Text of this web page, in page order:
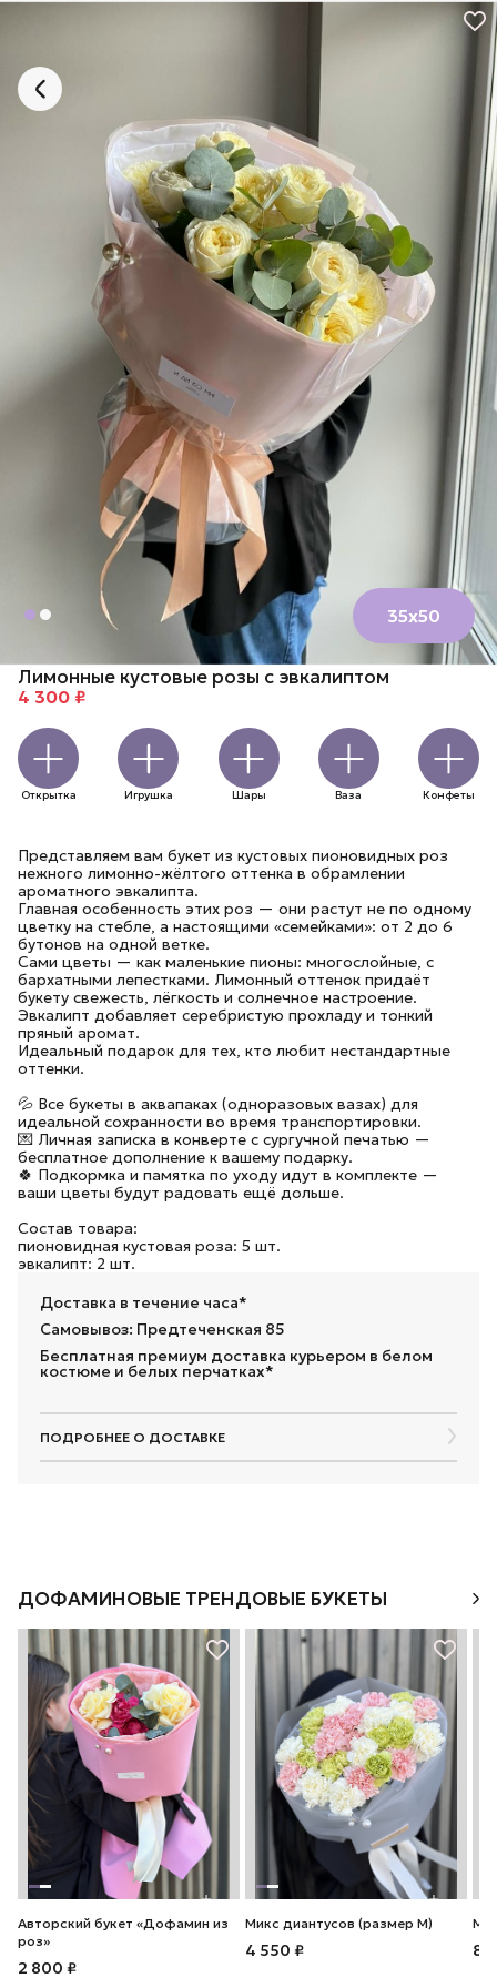
35х50
Лимонные кустовые розы с эвкалиптом
4 300 ₽
Открытка Игрушка Шары Ваза Конфеты
Представляем вам букет из кустовых пионовидных роз
нежного лимонно-жёлтого оттенка в обрамлении
ароматного эвкалипта.
Главная особенность этих роз — они растут не по одному
цветку на стебле, а настоящими «семейками»: от 2 до 6
бутонов на одной ветке.
Сами цветы — как маленькие пионы: многослойные, с
бархатными лепестками. Лимонный оттенок придаёт
букету свежесть, лёгкость и солнечное настроение.
Эвкалипт добавляет серебристую прохладу и тонкий
пряный аромат.
Идеальный подарок для тех, кто любит нестандартные
оттенки.
💦 Все букеты в аквапаках (одноразовых вазах) для
идеальной сохранности во время транспортировки.
💌 Личная записка в конверте с сургучной печатью —
бесплатное дополнение к вашему подарку.
🍀 Подкормка и памятка по уходу идут в комплекте —
ваши цветы будут радовать ещё дольше.
Состав товара:
пионовидная кустовая роза: 5 шт.
эвкалипт: 2 шт.
Доставка в течение часа*
Самовывоз: Предтеченская 85
Бесплатная премиум доставка курьером в белом
костюме и белых перчатках*
ПОДРОБНЕЕ О ДОСТАВКЕ
ДОФАМИНОВЫЕ ТРЕНДОВЫЕ БУКЕТЫ
Авторский букет «Дофамин из
роз»
2 800 ₽
Микс диантусов (размер М)
4 550 ₽ 8